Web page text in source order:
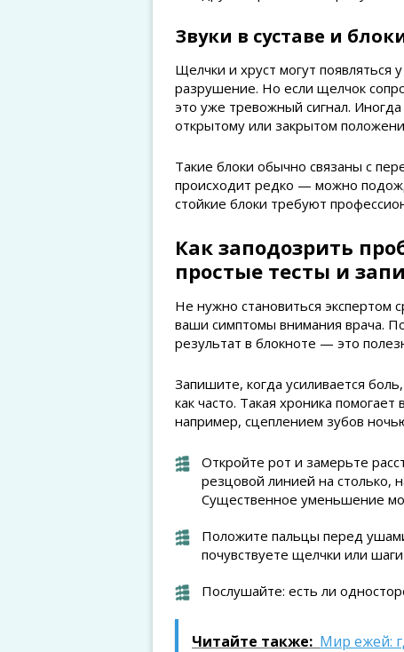
Звуки в суставе и
Щелчки и хруст могут
разрушение. Но если щелчок
это уже тревожный сигнал.
открытому или закрытом
Такие блоки обычно связаны с
происходит редко — можно
стойкие блоки требуют
Как заподозрить
простые тесты и
Не нужно становиться экспертом
ваши симптомы внимания врача.
результат в блокноте — это
Запишите, когда усиливается
как часто. Такая хроника
например, сцеплением зубов
Откройте рот и замерьте
резцовой линией на
Существенное уменьшение
Положите пальцы перед
почувствуете щелчки или шаги
Послушайте: есть ли
Читайте также: Мир ежей: